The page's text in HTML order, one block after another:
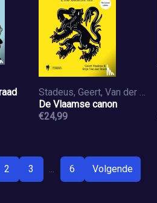
Stadeus, Geert, Van der Stockt, Stijn
De Vlaamse canon
€24,99
2 3 ... 6 Volgende